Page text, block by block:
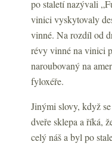
po staletí nazývali
vinici vyskytovaly
vinné. Na rozdíl od
révy vinné na vinici
naroubovaný na
fyloxéře.
Jinými slovy, když
dveře sklepa a říká,
celý náš a byl po